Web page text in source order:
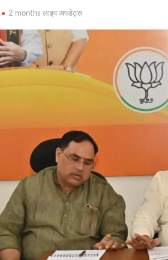
2 months लाइव अपडेट्स